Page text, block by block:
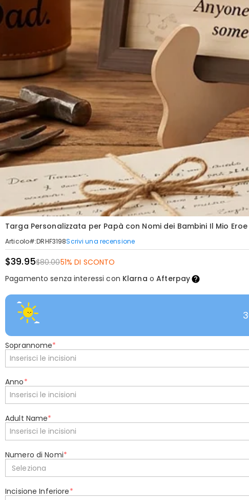
Targa Personalizzata per Papà con Nomi dei Bambini Il Mio
Articolo#:DRHF3198Scrivi una recensione
$39.95$80.0051% DI SCONTO
Pagamento senza interessi con Klarna oAfterpay
Soprannome*
Anno*
Adult Name*
Numero di Nomi*
Seleziona
Incisione Inferiore*